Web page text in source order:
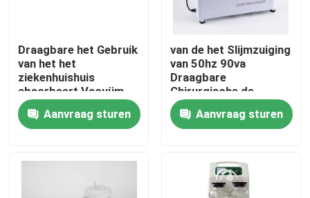
Producten
Ongeveer ons
Draagbare het Gebruik
van het het
ziekenhuishuis
absorbeert Vacuüm
de Zuigingsapparaten
van de Flegmaeenheid
50hz
Aanvraag sturen
van de het Slijmzuiging
van 50hz 90va
Draagbare
Chirurgische de
Machine1l Apparaten
Aanvraag sturen